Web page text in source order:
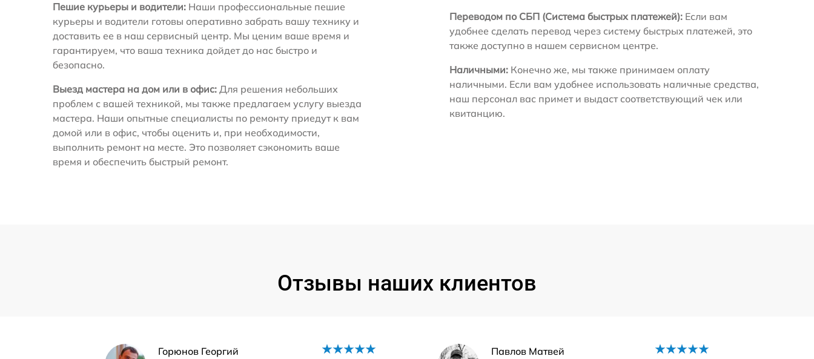
Пешие курьеры и водители: Наши профессиональные пешие
курьеры и водители готовы оперативно забрать вашу технику и
доставить ее в наш сервисный центр. Мы ценим ваше время и
гарантируем, что ваша техника дойдет до нас быстро и
безопасно.
Выезд мастера на дом или в офис: Для решения небольших
проблем с вашей техникой, мы также предлагаем услугу выезда
мастера. Наши опытные специалисты по ремонту приедут к вам
домой или в офис, чтобы оценить и, при необходимости,
выполнить ремонт на месте. Это позволяет сэкономить ваше
время и обеспечить быстрый ремонт.
Переводом по СБП (Система быстрых платежей): Если вам
удобнее сделать перевод через систему быстрых платежей, это
также доступно в нашем сервисном центре.
Наличными: Конечно же, мы также принимаем оплату
наличными. Если вам удобнее использовать наличные средства,
наш персонал вас примет и выдаст соответствующий чек или
квитанцию.
Отзывы наших клиентов
Горюнов Георгий
Павлов Матвей